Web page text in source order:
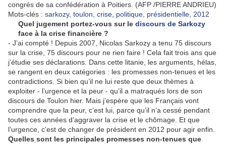
congrés de sa confédération à Poitiers. (AFP /PIERRE ANDRIEU)
Mots-clés : sarkozy, toulon crise politique présidentielle 2012
Quel jugement portez-vous sur le discours de Sarkozy
face à la crise financière ?
- J’ai compté ! Depuis 2007, Nicolas Sarkozy a tenu 75 discours
sur la crise, 75 discours pour ne rien faire ! Cela fait trois ans que
j’étudie ses déclarations. Dans cette litanie, les arguments, hélas,
se rangent en deux catégories : les promesses non-tenues et les
contradictions. Si bien qu’il ne lui reste que deux thèmes à
exploiter - l’urgence et la peur - qu’il a matraqués lors de son
discours de Toulon hier. Mais j’espère que les Français vont
comprendre que la peur, c’est lui, parce qu’il n’a cessé pendant
toutes ces années d’aggraver la crise et le chômage. Et que
l’urgence, c’est de changer de président en 2012 pour agir enfin.
Quelles sont les principales promesses non-tenues que